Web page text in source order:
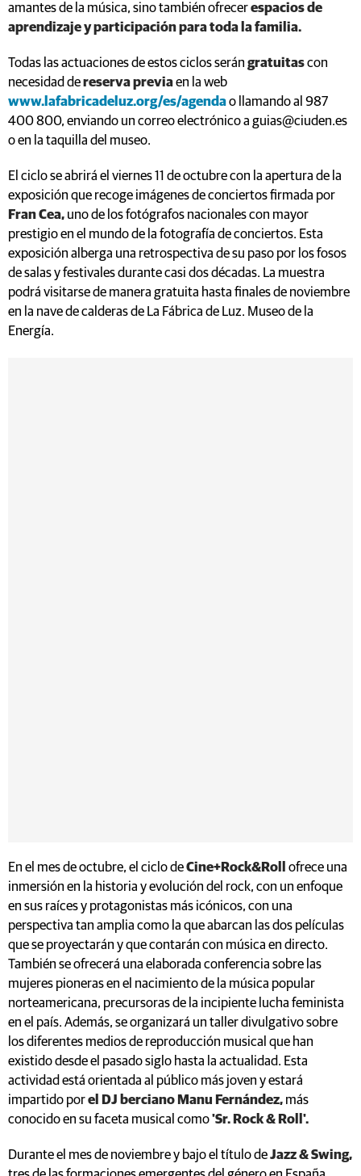
amantes de la música, sino también ofrecerespacios de
aprendizaje y participación para toda la familia.
Todas las actuaciones de estos ciclos serán gratuitascon
necesidad dereserva previaen la web
www.lafabricadeluz.org/es/agendao llamando al 987
400 800, enviando un correo electrónico a guias@ciuden.es
o en la taquilla del museo.
El ciclo se abrirá el viernes 11 de octubre con la apertura de la
exposición que recoge imágenes de conciertos firmada por
Fran Cea, uno de los fotógrafos nacionales con mayor
prestigio en el mundo de la fotografía de conciertos. Esta
exposición alberga una retrospectiva de su paso por los fosos
de salas y festivales durante casi dos décadas. La muestra
podrá visitarse de manera gratuita hasta finales de noviembre
en la nave de calderas de La Fábrica de Luz. Museo de la
Energía.
En el mes de octubre, el ciclo deCine+Rock&Roll
ofrece una
inmersión en la historia y evolución del rock, con un enfoque
en sus raíces y protagonistas más icónicos, con una
perspectiva tan amplia como la que abarcan las dos películas
que se proyectarán y que contarán con música en directo.
También se ofrecerá una elaborada conferencia sobre las
mujeres pioneras en el nacimiento de la música popular
norteamericana, precursoras de la incipiente lucha feminista
en el país. Además, se organizará un taller divulgativo sobre
los diferentes medios de reproducción musical que han
existido desde el pasado siglo hasta la actualidad. Esta
actividad está orientada al público más joven y estará
impartido porel DJ berciano Manu Fernández, más
conocido en su faceta musical como'Sr. Rock & Roll'.
Durante el mes de noviembre y bajo el título deJazz & Swing,